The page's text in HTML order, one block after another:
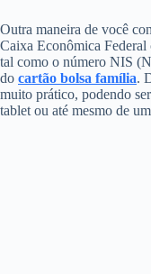
Outra maneira de você
Caixa Econômica Federal
tal como o número NIS
do cartão bolsa família.
muito prático, podendo
tablet ou até mesmo de